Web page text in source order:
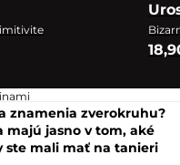
znamenia zverokruhu?
majú jasno v tom, aké
ste mali mať na tanieri